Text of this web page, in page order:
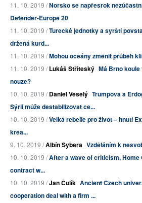
11. 10. 2019 /Norsko se napřesrok
Defender-Europe 20
11. 10. 2019 /Turecké jednotky a syrští
držená kurd...
11. 10. 2019 /Mohou oceány změnit průběh
11. 10. 2019 /Lukáš Stříteský Má Brno
nouze?
10. 10. 2019 /Daniel Veselý Trumpova a
Sýrii může destabilizovat ce...
10. 10. 2019 /Velká rebelie pro život – hnutí
krea...
9. 10. 2019 /Albín Sybera Vzděláním k
10. 10. 2019 /After a wave of criticism,
contract w...
10. 10. 2019 /Jan Čulík Ancient Czech
cooperation deal with a firm ...